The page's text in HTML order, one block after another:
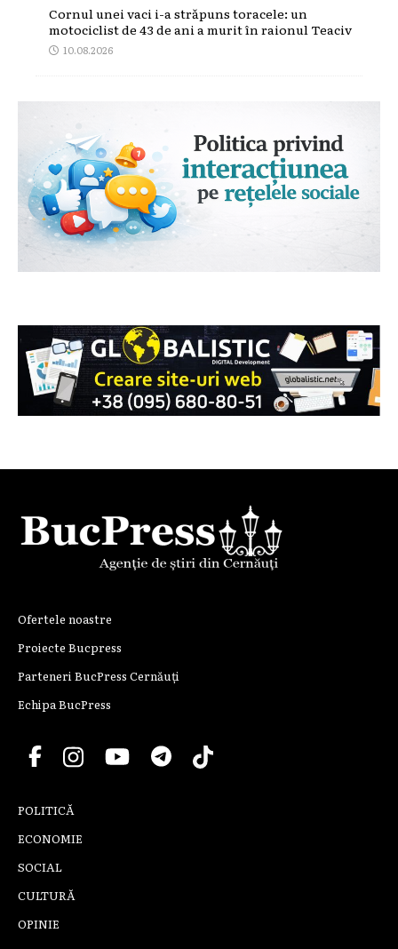
Cornul unei vaci i-a străpuns toracele: un
motociclist de 43 de ani a murit în raionul Teaciv
10.08.2026
Ofertele noastre
Proiecte Bucpress
Parteneri BucPress Cernăuți
Echipa BucPress
POLITICĂ
ECONOMIE
SOCIAL
CULTURĂ
OPINIE